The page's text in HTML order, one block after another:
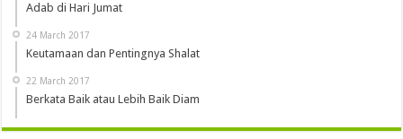
Adab di Hari Jumat
24 March 2017
Keutamaan dan Pentingnya Shalat
22 March 2017
Berkata Baik atau Lebih Baik Diam